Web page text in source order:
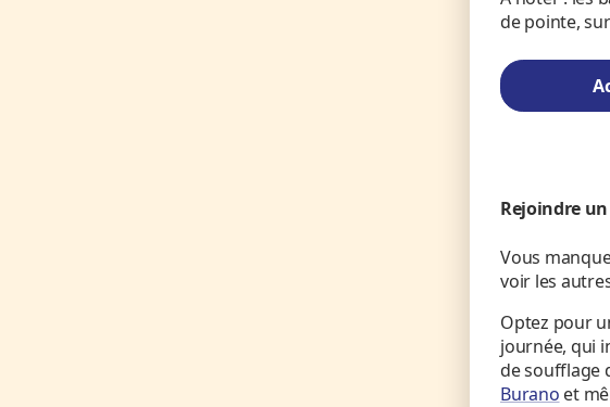
de pointe,
Rejoindre
Vous
voir les
Optez pour
journée, qui
de soufflage
Burano et